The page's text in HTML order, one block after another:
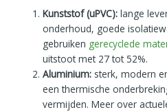
Kunststof (uPVC): lange
onderhoud, goede
gebruiken gerecyclede
uitstoot met 27 tot 52%.
Aluminium: sterk, modern
een thermische
vermijden. Meer over